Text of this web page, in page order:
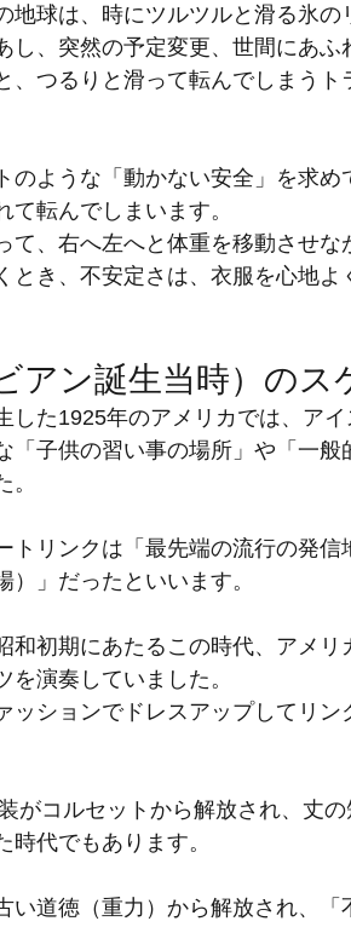
地球は、時にツルツルと滑る氷の
し、突然の予定変更、世間にあ
、つるりと滑って転んでしまうト
のような「動かない安全」を求
転んでしまいます。
て、右へ左へと体重を移動させ
とき、不安定さは、衣服を心地
アン誕生当時）のス
した1925年のアメリカでは、ア
「子供の習い事の場所」や「一
トリンクは「最先端の流行の発
」だったといいます。
和初期にあたるこの時代、アメ
演奏していました。
ッションでドレスアップしてリ
がコルセットから解放され、丈
時代でもあります。
い道徳（重力）から解放され、